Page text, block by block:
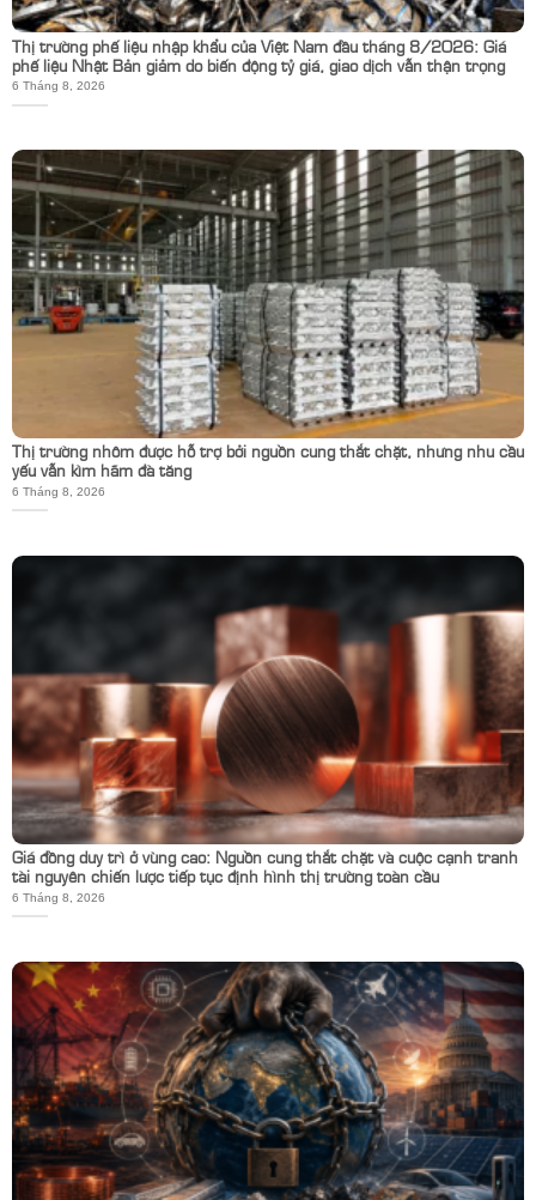
Thị trường phế liệu nhập khẩu của Việt Nam đầu tháng 8/2026: Giá
phế liệu Nhật Bản giảm do biến động tỷ giá, giao dịch vẫn thận trọng
6 Tháng 8, 2026
Thị trường nhôm được hỗ trợ bởi nguồn cung thắt chặt, nhưng nhu cầu
yếu vẫn kìm hãm đà tăng
6 Tháng 8, 2026
Giá đồng duy trì ở vùng cao: Nguồn cung thắt chặt và cuộc cạnh tranh
tài nguyên chiến lược tiếp tục định hình thị trường toàn cầu
6 Tháng 8, 2026